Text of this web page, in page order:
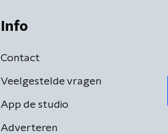
Info
Contact
Veelgestelde vragen
App de studio
Adverteren